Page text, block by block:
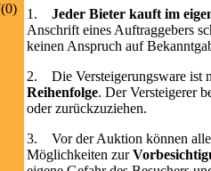
(0)
1. Jeder Bieter kauft im
Anschrift eines Auftraggebers
keinen Anspruch auf
2. Die Versteigerungsware ist
Reihenfolge. Der Versteigerer
oder zurück­zu­ziehen.
3. Vor der Auktion können alle
Möglichkeiten zur